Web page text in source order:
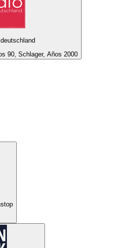
90, Schlager, Años 2000